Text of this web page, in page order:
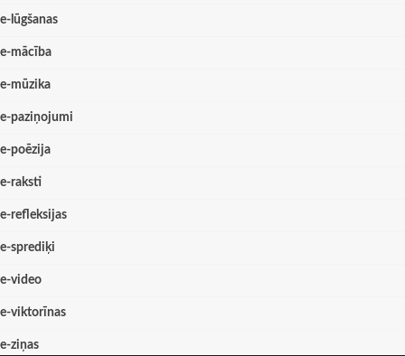
e-lūgšanas
e-mācība
e-mūzika
e-paziņojumi
e-poēzija
e-raksti
e-refleksijas
e-sprediķi
e-video
e-viktorīnas
e-ziņas